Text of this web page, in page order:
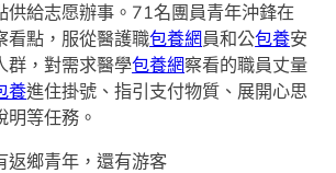
供給志愿辦事。71名團員青年沖鋒在
看點，服從醫護職包養網 員和公包養安
群，對需求醫學包養網察看的職員丈量
養進住掛號、指引支付物質、展開心思
明等任務。
返鄉青年，還有游客